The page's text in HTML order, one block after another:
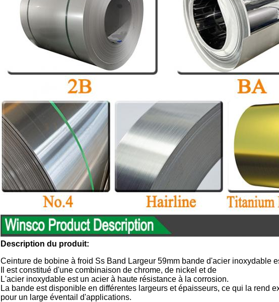
Description du produit:
Ceinture de bobine à froid Ss Band Largeur 59mm bande d'acier inoxydable
Il est constitué d'une combinaison de chrome, de nickel et de
L'acier inoxydable est un acier à haute résistance à la corrosion.
La bande est disponible en différentes largeurs et épaisseurs, ce qui la rend
pour un large éventail d'applications.